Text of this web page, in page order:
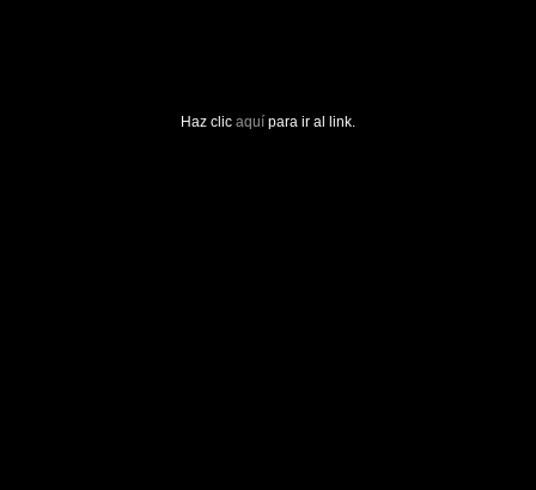
Haz clic aquí para ir al link.